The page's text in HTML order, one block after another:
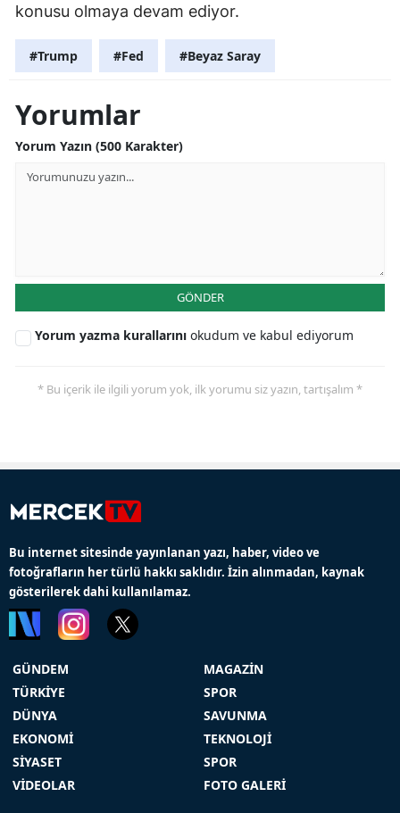
konusu olmaya devam ediyor.
#Trump #Fed #Beyaz Saray
Yorumlar
Yorum Yazın (500 Karakter)
GÖNDER
Yorum yazma kurallarını okudum ve kabul ediyorum
* Bu içerik ile ilgili yorum yok, ilk yorumu siz yazın, tartışalım *
Bu internet sitesinde yayınlanan yazı, haber, video ve
fotoğrafların her türlü hakkı saklıdır. İzin alınmadan, kaynak
gösterilerek dahi kullanılamaz.
GÜNDEM
TÜRKİYE
DÜNYA
EKONOMİ
SİYASET
VİDEOLAR
MAGAZİN
SPOR
SAVUNMA
TEKNOLOJİ
SPOR
FOTO GALERİ